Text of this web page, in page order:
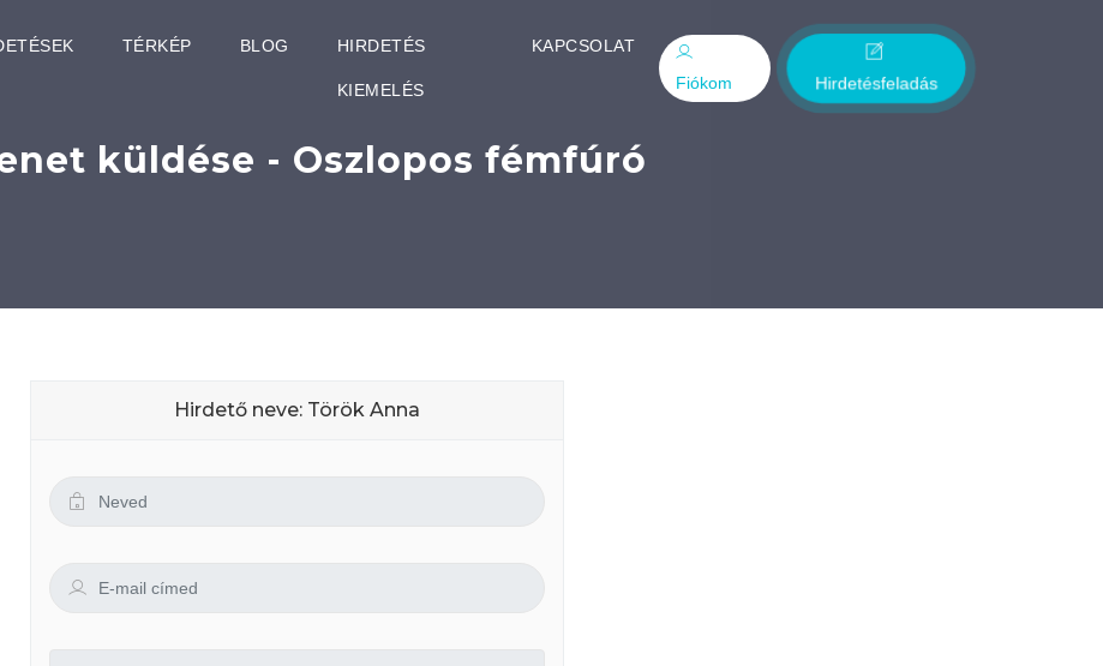
TÉRKÉP BLOG HIRDETÉS
KIEMELÉS
KAPCSOLAT
Fiókom
Hirdetésfeladás
küldése - Oszlopos fémfúró
Hirdető neve: Török Anna